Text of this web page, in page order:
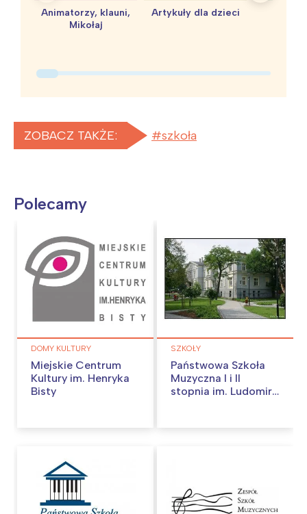
Animatorzy, klauni,
Mikołaj
Artykuły dla dzieci
ZOBACZ TAKŻE: szkoła
Polecamy
DOMY KULTURY
Miejskie Centrum
Kultury im. Henryka
Bisty
SZKOŁY
Państwowa Szkoła
Muzyczna I i II
stopnia im. Ludomira